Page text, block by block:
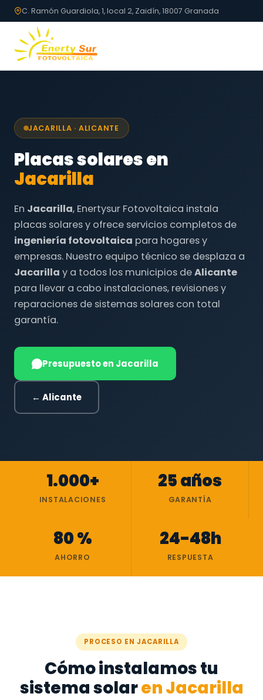
C. Ramón Guardiola, 1, local 2, Zaidín, 18007 Granada
JACARILLA · ALICANTE
Placas solares en
Jacarilla
En Jacarilla, Enertysur Fotovoltaica instala
placas solares y ofrece servicios completos de
ingeniería fotovoltaica para hogares y
empresas. Nuestro equipo técnico se desplaza a
Jacarilla y a todos los municipios deAlicante
para llevar a cabo instalaciones, revisiones y
reparaciones de sistemas solares con total
garantía.
Presupuesto en Jacarilla
← Alicante
1.000+
INSTALACIONES
25 años
GARANTÍA
80 %
AHORRO
24-48h
RESPUESTA
PROCESO EN JACARILLA
Cómo instalamos tu
sistema solaren Jacarilla